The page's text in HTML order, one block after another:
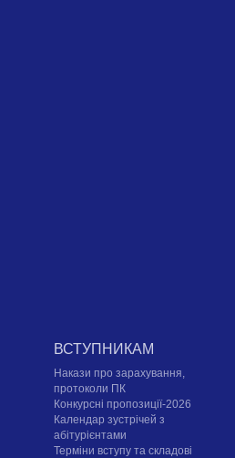
ВСТУПНИКАМ
Накази про зарахування,
протоколи ПК
Конкурсні пропозиції-2026
Календар зустрічей з
абітурієнтами
Терміни вступу та складові